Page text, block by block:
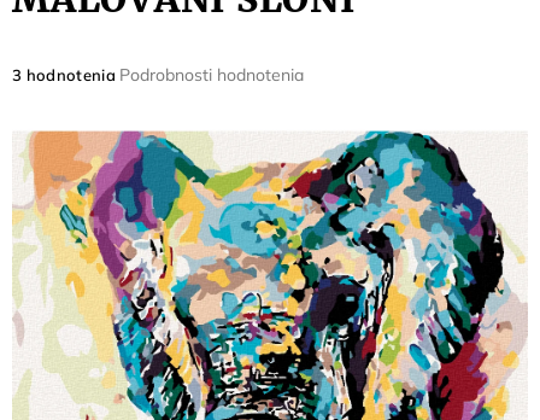
Priemerné
je
5,0
hviezdičiek.
3 hodnotenia Podrobnosti hodnotenia